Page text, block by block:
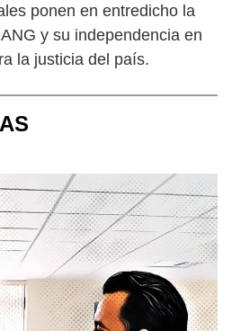
ponen en entredicho la
y su independencia en
la justicia del país.